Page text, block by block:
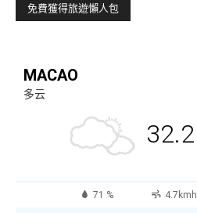
MACAO
多云
32.2
71 % 4.7kmh